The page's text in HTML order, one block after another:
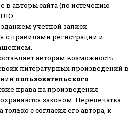
в авторы сайта (по истечению
учётной записи
с правилами регистрации и
авторам возможность
литературных произведений в
пользовательского
права на произведения
законом. Перепечатка
с согласия его автора, к